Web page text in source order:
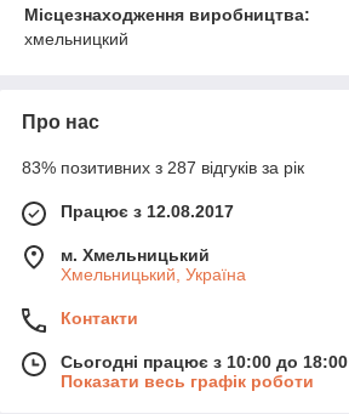
Місцезнаходження виробництва:
хмельницкий
Про нас
83% позитивних з 287 відгуків за рік
Працює з 12.08.2017
м. Хмельницький
Хмельницький, Україна
Контакти
Сьогодні працює з 10:00 до 18:00
Показати весь графік роботи